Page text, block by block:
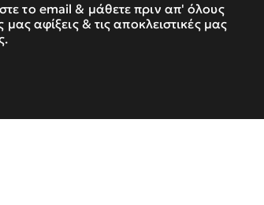
το email & μάθετε πριν απ' όλους
μας αφίξεις & τις αποκλειστικές μας